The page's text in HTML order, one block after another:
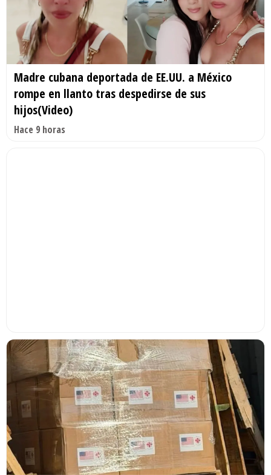
Madre cubana deportada de EE.UU. a México
rompe en llanto tras despedirse de sus
hijos(Video)
Hace 9 horas